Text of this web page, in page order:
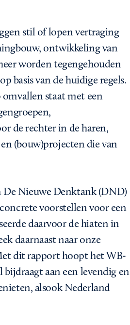
stil of lopen vertraging
ontwikkeling van
worden tegengehouden
basis van de huidige regels.
staat met een
de rechter in de haren,
(bouw)projecten die van
De Nieuwe Denktank (DND)
voorstellen voor een
daarvoor de hiaten in
daarnaast naar onze
dit rapport hoopt het WB-
aan een levendig en
alsook Nederland